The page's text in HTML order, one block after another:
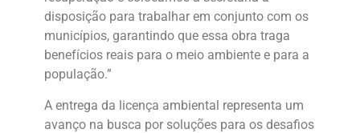
disposição para trabalhar em conjunto com os
municípios, garantindo que essa obra traga
benefícios reais para o meio ambiente e para a
população.”
A entrega da licença ambiental representa um
avanço na busca por soluções para os desafios